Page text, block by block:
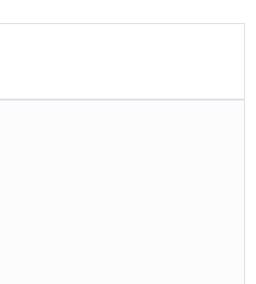
olarak değerlendirdi